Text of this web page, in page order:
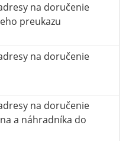
na doručenie
preukazu
na doručenie
na doručenie
a náhradníka do